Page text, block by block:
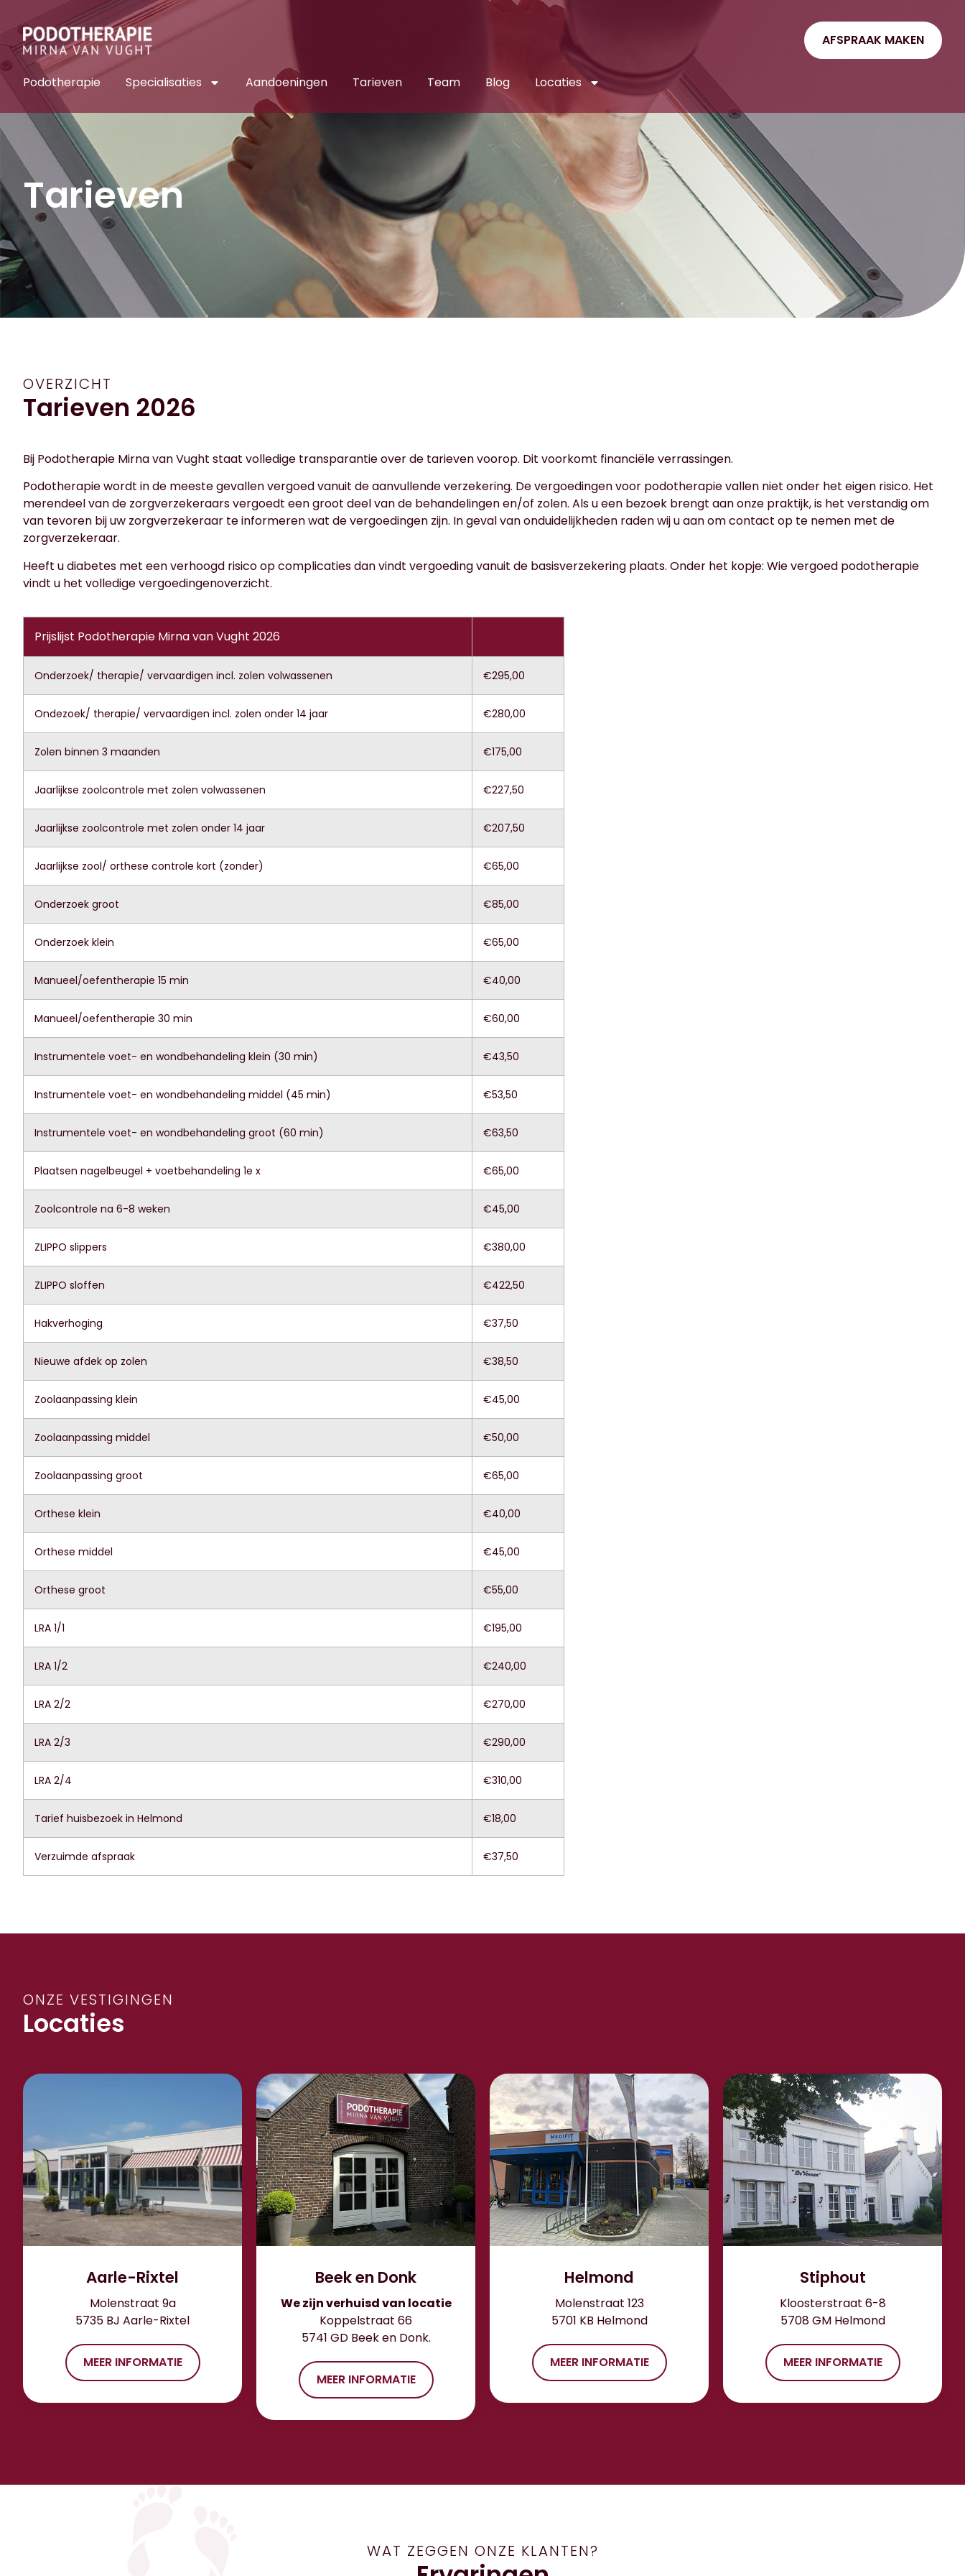
AFSPRAAK MAKEN
Podotherapie Specialisaties Aandoeningen Tarieven Team Blog Locaties
Tarieven
OVERZICHT
Tarieven 2026
Bij Podotherapie Mirna van Vught staat volledige transparantie over de tarieven voorop. Dit voorkomt financiële verrassingen.
Podotherapie wordt in de meeste gevallen vergoed vanuit de aanvullende verzekering. De vergoedingen voor podotherapie vallen niet onder het eigen risico. Het
merendeel van de zorgverzekeraars vergoedt een groot deel van de behandelingen en/of zolen. Als u een bezoek brengt aan onze praktijk, is het verstandig om
van tevoren bij uw zorgverzekeraar te informeren wat de vergoedingen zijn. In geval van onduidelijkheden raden wij u aan om contact op te nemen met de
zorgverzekeraar.
Heeft u diabetes met een verhoogd risico op complicaties dan vindt vergoeding vanuit de basisverzekering plaats. Onder het kopje: Wie vergoed podotherapie
vindt u het volledige vergoedingenoverzicht.
Prijslijst Podotherapie Mirna van Vught 2026
Onderzoek/ therapie/ vervaardigen incl. zolen volwassenen €295,00
Ondezoek/ therapie/ vervaardigen incl. zolen onder 14 jaar €280,00
Zolen binnen 3 maanden €175,00
Jaarlijkse zoolcontrole met zolen volwassenen €227,50
Jaarlijkse zoolcontrole met zolen onder 14 jaar €207,50
Jaarlijkse zool/ orthese controle kort (zonder) €65,00
Onderzoek groot €85,00
Onderzoek klein €65,00
Manueel/oefentherapie 15 min €40,00
Manueel/oefentherapie 30 min €60,00
Instrumentele voet- en wondbehandeling klein (30 min) €43,50
Instrumentele voet- en wondbehandeling middel (45 min) €53,50
Instrumentele voet- en wondbehandeling groot (60 min) €63,50
Plaatsen nagelbeugel + voetbehandeling 1e x €65,00
Zoolcontrole na 6-8 weken €45,00
ZLIPPO slippers €380,00
ZLIPPO sloffen €422,50
Hakverhoging €37,50
Nieuwe afdek op zolen €38,50
Zoolaanpassing klein €45,00
Zoolaanpassing middel €50,00
Zoolaanpassing groot €65,00
Orthese klein €40,00
Orthese middel €45,00
Orthese groot €55,00
LRA 1/1 €195,00
LRA 1/2 €240,00
LRA 2/2 €270,00
LRA 2/3 €290,00
LRA 2/4 €310,00
Tarief huisbezoek in Helmond €18,00
Verzuimde afspraak €37,50
ONZE VESTIGINGEN
Locaties
Aarle-Rixtel
Molenstraat 9a
5735 BJ Aarle-Rixtel
MEER INFORMATIE
Beek en Donk
We zijn verhuisd van locatie
Koppelstraat 66
5741 GD Beek en Donk.
MEER INFORMATIE
Helmond
Molenstraat 123
5701 KB Helmond
MEER INFORMATIE
Stiphout
Kloosterstraat 6-8
5708 GM Helmond
MEER INFORMATIE
WAT ZEGGEN ONZE KLANTEN?